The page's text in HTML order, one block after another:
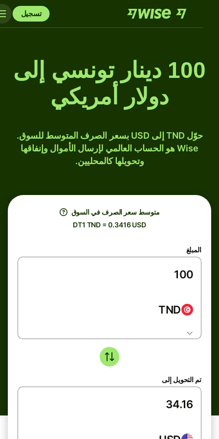
تسجيل
100 دينار تونسي إلى
دولار أمريكي
حوّل TND إلى USD بسعر الصرف المتوسط للسوق.
Wise هو الحساب العالمي لإرسال الأموال وإنفاقها
وتحويلها كالمحليين.
متوسط ​​سعر الصرف في السوق
DT1 TND = 0.3416 USD
المبلغ
TND
تم التحويل إلى